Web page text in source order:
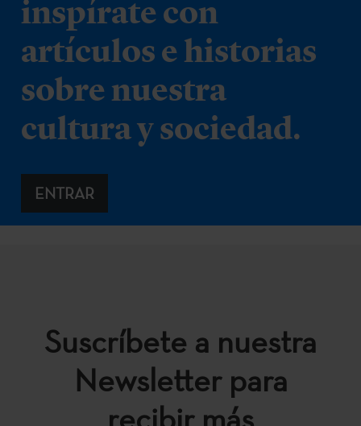
inspírate con
artículos e historias
sobre nuestra
cultura y sociedad.
ENTRAR
Suscríbete a nuestra
Newsletter para